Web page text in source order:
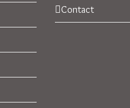
Contact